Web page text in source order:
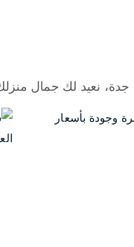
نعيد لك جمال